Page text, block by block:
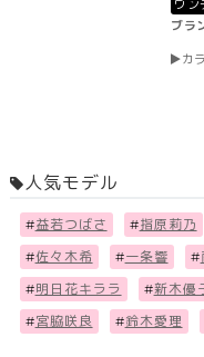
ワン
ブラ
カ
人気モデル
#益若つばさ #指原莉乃
#佐々木希 #一条響 #
#明日花キララ #新木優
#宮脇咲良 #鈴木愛理